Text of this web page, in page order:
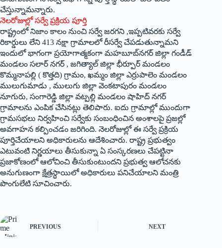
చేస్తున్నామ‌న్నారు.
నెల‌రోజుల్లో స‌ర్వే ప్ర‌క్రియ పూర్తి
రాష్ట్రంలో నిజాం కాలం నుంచి స‌ర్వే జ‌ర‌గ‌ని ,ఇప్ప‌టివ‌ర‌కు స‌ర్వే
రికార్డులు లేని 413 న‌క్షా గ్రామాల‌లో రీస‌ర్వే చేప‌డుతున్నామ‌ని
ఇందులో భాగంగా ప్ర‌యోగాత్మ‌కంగా మ‌హ‌బూబ్‌న‌గ‌ర్ జిల్లా గండీడ్
మండ‌లం స‌లార్ న‌గ‌ర్ , జగిత్యాల్ జిల్లా భీర్పూర్ మండ‌లం
కొమ్మ‌నాప‌ల్లి ( కొత్త‌ది) గ్రామం, ఖ‌మ్మం జిల్లా ఎర్రుపాలెం మండ‌లం
ములుగుమాడు , ములుగు జిల్లా వెంకటాపురం మండలం
నూగురు, సంగారెడ్డి జిల్లా వ‌ట్ప‌ల్లి మండలం షాహిద్ నగర్
గ్రామాలను ఎంపిక చేసిన‌ట్లు తెలిపారు. ఐదు గ్రామాల్లో ముందుగా
గ్రామ‌స‌భ‌లు నిర్వ‌హించి స‌ర్వేకు సంబంధించిన అంశాల‌పై ప్ర‌జ‌ల్లో
అవ‌గాహ‌న క‌ల్పించ‌డం జ‌రిగింది. నెల‌రోజుల్లో ఈ సర్వే ప్ర‌క్రియ
పూర్తిచేయాల‌ని అధికారుల‌ను ఆదేశించారు. రాష్ట్ర ప్ర‌భుత్వం
ఎటువంటి నిర్ణ‌యాలు తీసుకున్నా ఏ సంస్క‌ర‌ణ‌లు చేప‌ట్టినా
ప్ర‌జాకోణంలో ఆలోచించి తీసుకుంటుంద‌ని ప్ర‌భుత్వ ఆలోచ‌న‌కు
అనుగుణంగా క్షేత్ర‌స్ధాయిలో అధికారులు ప‌నిచేయాల‌ని మంత్రి
పొంగులేటి సూచించారు.
PREVIOUS NEXT